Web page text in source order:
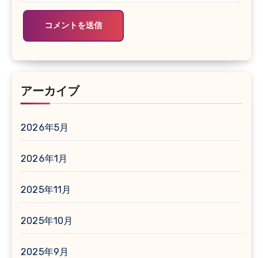
アーカイブ
2026年5月
2026年1月
2025年11月
2025年10月
2025年9月